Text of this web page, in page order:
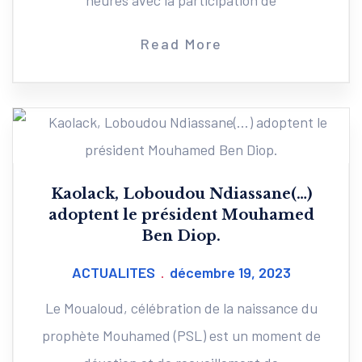
Read More
Kaolack, Loboudou Ndiassane(…)
adoptent le président Mouhamed
Ben Diop.
ACTUALITES
décembre 19, 2023
Le Moualoud, célébration de la naissance du
prophète Mouhamed (PSL) est un moment de